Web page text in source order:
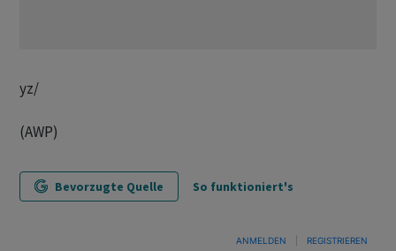
yz/
(AWP)
Bevorzugte Quelle So funktioniert's
ANMELDEN REGISTRIEREN